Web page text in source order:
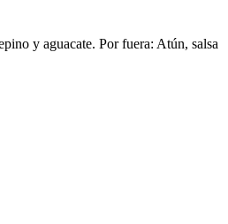
y aguacate. Por fuera: Atún, salsa